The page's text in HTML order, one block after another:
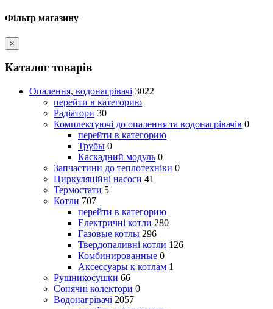
Фільтр магазину
×
Каталог товарів
Опалення, водонагрівачі 3022
перейти в категорию
Радіатори 30
Комплектуючі до опалення та водонагрівачів 0
перейти в категорию
Трубы 0
Каскадний модуль 0
Запчастини до теплотехніки 0
Циркуляційні насоси 41
Термостати 5
Котли 707
перейти в категорию
Електричні котли 280
Газовые котлы 296
Твердопаливні котли 126
Комбинированные 0
Аксессуары к котлам 1
Рушникосушки 66
Сонячні колектори 0
Водонагрівачі 2057